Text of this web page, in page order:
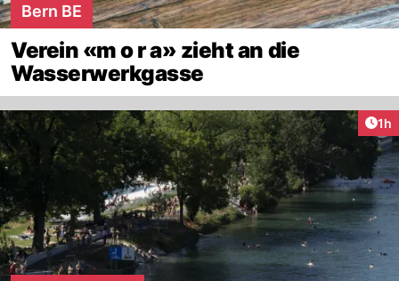
Bern BE
Verein «m o r a» zieht an die
Wasserwerkgasse
1h